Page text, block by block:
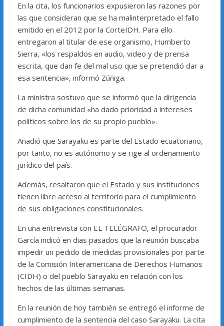
En la cita, los funcionarios expusieron las razones por
las que consideran que se ha malinterpretado el fallo
emitido en el 2012 por la CorteIDH. Para ello
entregaron al titular de ese organismo, Humberto
Sierra, «los respaldos en audio, video y de prensa
escrita, que dan fe del mal uso que se pretendió dar a
esa sentencia», informó Zúñiga.
La ministra sostuvo que se informó que la dirigencia
de dicha comunidad «ha dado prioridad a intereses
políticos sobre los de su propio pueblo».
Añadió que Sarayaku es parte del Estado ecuatoriano,
por tanto, no es autónomo y se rige al ordenamiento
jurídico del país.
Además, resaltaron que el Estado y sus instituciones
tienen libre acceso al territorio para el cumplimiento
de sus obligaciones constitucionales.
En una entrevista con EL TELÉGRAFO, el procurador
García indicó en dias pasados que la reunión buscaba
impedir un pedido de medidas provisionales por parte
de la Comisión Interamericana de Derechos Humanos
(CIDH) o del pueblo Sarayaku en relación con los
hechos de las últimas semanas.
En la reunión de hoy también se entregó el informe de
cumplimiento de la sentencia del caso Sarayaku. La cita